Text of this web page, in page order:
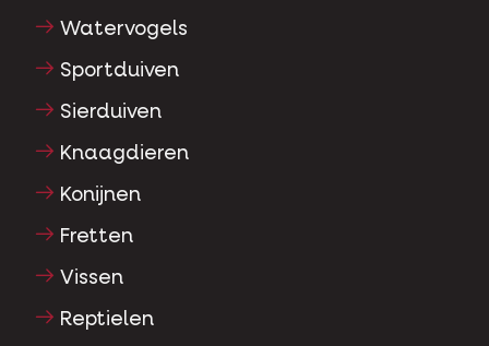
Watervogels
Sportduiven
Sierduiven
Knaagdieren
Konijnen
Fretten
Vissen
Reptielen